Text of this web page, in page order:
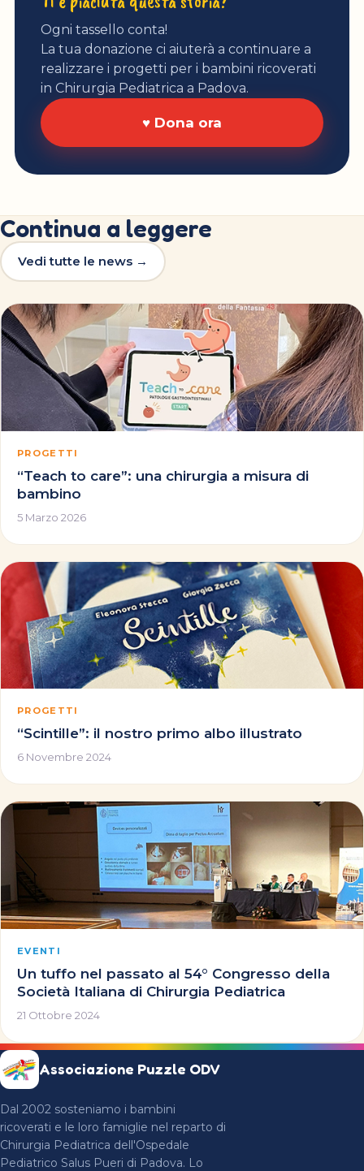
Ogni tassello conta!
La tua donazione ci aiuterà a continuare a
realizzare i progetti per i bambini ricoverati
in Chirurgia Pediatrica a Padova.
♥ Dona ora
Continua a leggere
Vedi tutte le news →
PROGETTI
“Teach to care”: una chirurgia a misura di
bambino
5 Marzo 2026
PROGETTI
“Scintille”: il nostro primo albo illustrato
6 Novembre 2024
EVENTI
Un tuffo nel passato al 54° Congresso della
Società Italiana di Chirurgia Pediatrica
21 Ottobre 2024
Associazione Puzzle ODV
Dal 2002 sosteniamo i bambini
ricoverati e le loro famiglie nel reparto di
Chirurgia Pediatrica dell'Ospedale
Pediatrico Salus Pueri di Padova. Lo